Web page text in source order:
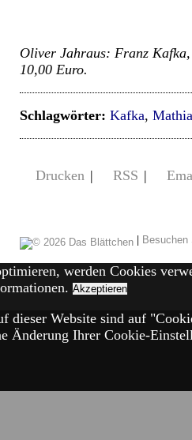
Oliver Jahraus: Franz
10,00 Euro.
Schlagwörter: Kafka,
Drucken | RSS |
|
werden Cookies
Akzeptieren
dieser Website sind auf
Änderung Ihrer Cookie-